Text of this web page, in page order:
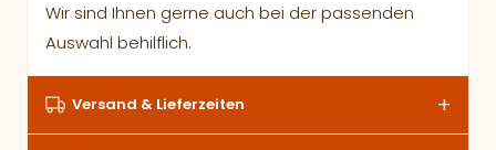
Wir sind Ihnen gerne auch bei der passenden
Auswahl behilflich.
Versand & Lieferzeiten